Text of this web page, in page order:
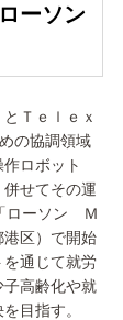
ーソン
Ｔｅｌｅｘ
の協調領域
ロボット
併せてその運
ローソン Ｍ
区）で開始
を通じて就労
高齢化や就
目指す。